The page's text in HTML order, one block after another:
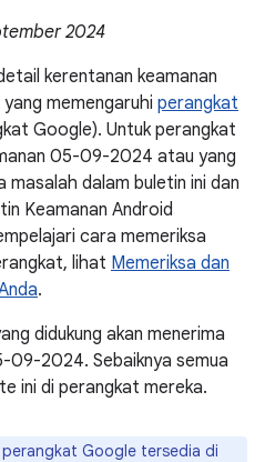
2024
kerentanan keamanan
memengaruhi perangkat
Google). Untuk perangkat
05-09-2024 atau yang
dalam buletin ini dan
Keamanan Android
cara memeriksa
lihat Memeriksa dan
.
didukung akan menerima
2024. Sebaiknya semua
ini di perangkat mereka.
perangkat Google tersedia di